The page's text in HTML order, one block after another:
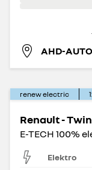
AHD-
renew electric
Renault -
E-TECH 100%
Elektro